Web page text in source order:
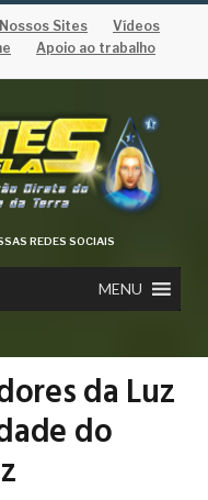
Nossos Sites
Vídeos
Apoio ao trabalho
REDES SOCIAIS
MENU
da Luz
do